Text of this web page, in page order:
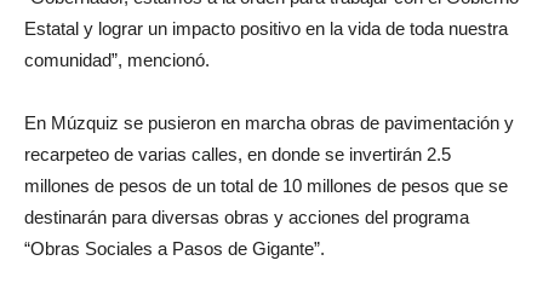
Estatal y lograr un impacto positivo en la vida de toda nuestra
comunidad”, mencionó.
En Múzquiz se pusieron en marcha obras de pavimentación y
recarpeteo de varias calles, en donde se invertirán 2.5
millones de pesos de un total de 10 millones de pesos que se
destinarán para diversas obras y acciones del programa
“Obras Sociales a Pasos de Gigante”.